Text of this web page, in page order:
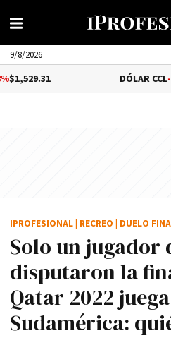
9/8/2026
-1.25%
Solo un jugador
disputaron la
Qatar 2022
Sudamérica:
IPROFESIONAL RECREO DUELO